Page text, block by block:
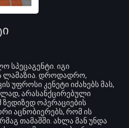
სპეცაგენტი. იგი
ლამაზია. დროდადრო,
უფროსი კენეტი იძახებს მას,
არასანქცირებული
ოპერაციების
აცნობიერებს, რომ ის
თამაშში. ახლა მან უნდა